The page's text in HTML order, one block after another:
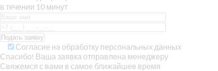
в течении 10 минут
Согласие на обработку персональных данных
Спасибо! Ваша заявка отправлена менеджеру
Свяжемся с вами в самое ближайшее время